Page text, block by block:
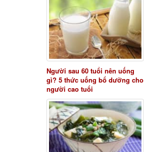
Người sau 60 tuổi nên uống
gì? 5 thức uống bổ dưỡng cho
người cao tuổi